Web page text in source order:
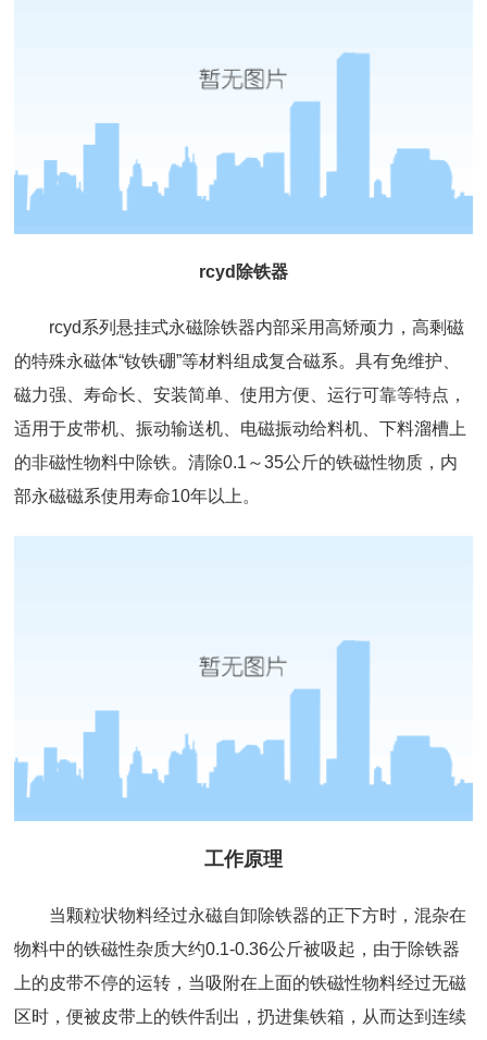
rcyd除铁器
rcyd系列悬挂式永磁除铁器内部采用高矫顽力，高剩磁
的特殊永磁体“钕铁硼”等材料组成复合磁系。具有免维护、
磁力强、寿命长、安装简单、使用方便、运行可靠等特点，
适用于皮带机 、振动输送机、电磁振动给料机 、下料溜槽上
的非磁性物料中除铁。清除0.1～35公斤的铁磁性物质，内
部永磁磁系使用寿命10年以上。
工作原理
当颗粒状物料经过永磁自卸除铁器的正下方时，混杂在
物料中的铁磁性杂质大约0.1-0.36公斤被吸起，由于除铁器
上的皮带不停的运转，当吸附在上面的铁磁性物料经过无磁
区时，便被皮带上的铁件刮出，扔进集铁箱，从而达到连续